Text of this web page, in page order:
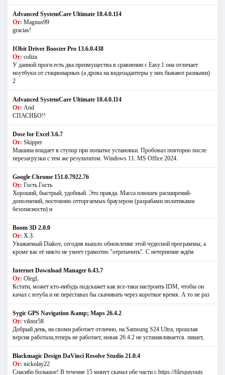
Advanced SystemCare Ultimate 18.4.0.114
От: Magnus99
gracias!
IObit Driver Booster Pro 13.6.0.438
От: coliza
У данной проги есть два преимущества в сравнении с Easy.1 она отличает
ноутбуки от стационарных (а дрова на видеоадаптеры у них бывают разными)
2
Advanced SystemCare Ultimate 18.4.0.114
От: And
СПАСИБО!!
Dose for Excel 3.6.7
От: Skipper
Машина впадает в ступор при попытке установки. Пробовал повторно после
перезагрузки с тем же результатом. Windows 11. MS Offiсe 2024.
Google Chrome 151.0.7922.76
От: Гость Гость
Хороший, быстрый, удобный. Это правда. Масса плюшек расширений-
дополнений, постоянно отторгаемых браузером (разрабами политиками
безопасности) и
Boom 3D 2.0.0
От: Х.З.
Уважаемый Diakov, сегодня вышло обновление этой чудесной программы, а
кроме вас её никто не умеет грамотно "отрепачить". С нетерпение ждём
Internet Download Manager 6.43.7
От: OlegL
Кстати, может кто-нибудь подскажет как все-таки настроить IDM, чтобы он
качал с ютуба и не переставал бы скачивать через короткое время. А то не раз
Sygic GPS Navigation &amp; Maps 26.4.2
От: viktor58
Добрый день, на сяоми работает отлично, на Samsung S24 Ultra, прошлая
версия работала,теперь не работает, новая 26.4.2 не устанавливается. пишет,
Blackmagic Design DaVinci Resolve Studio 21.0.4
От: nickolay22
Спасибо большое! В течение 15 минут скачал обе части с https://filespayouts